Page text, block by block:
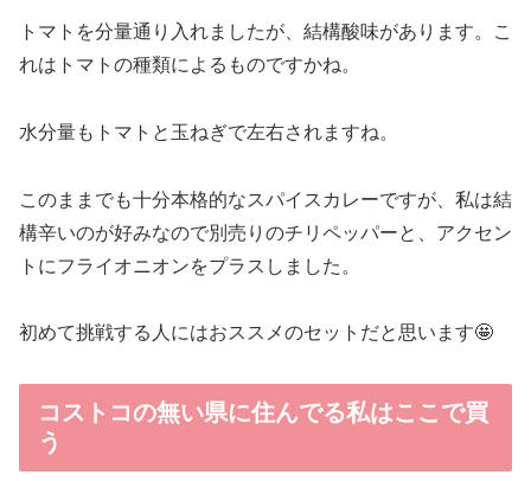
トマトを分量通り入れましたが、結構酸味があります。こ
れはトマトの種類によるものですかね。
水分量もトマトと玉ねぎで左右されますね。
このままでも十分本格的なスパイスカレーですが、私は結
構辛いのが好みなので別売りのチリペッパーと、アクセン
トにフライオニオンをプラスしました。
初めて挑戦する人にはおススメのセットだと思います🤩
コストコの無い県に住んでる私はここで買
う